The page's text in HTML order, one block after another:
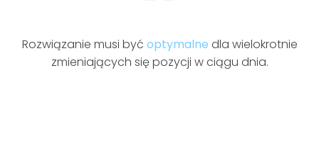
Rozwiązanie musi być optymalne dla wielokrotnie
zmieniających się pozycji w ciągu dnia.